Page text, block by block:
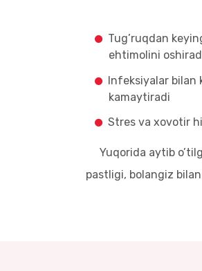
Tug’ruqdan
ehtimolini
Infeksiyalar bilan
kamaytiradi
Stres va xovotir
Yuqorida aytib
pastligi, bolangiz